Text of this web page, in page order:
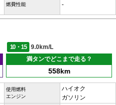
燃費性能 -
10・15
9.0km/L
満タンでどこまで走る？
558km
使用燃料
エンジン
ハイオク
ガソリン